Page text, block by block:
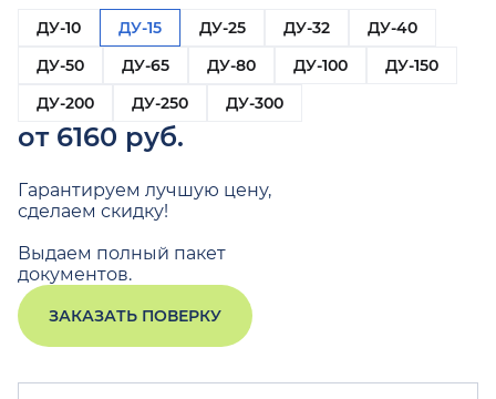
ДУ-10
ДУ-15 ДУ-25 ДУ-32
ДУ-40
ДУ-50
ДУ-65 ДУ-80 ДУ-100
ДУ-150
ДУ-200
ДУ-250 ДУ-300
от 6160 руб.
Гарантируем лучшую цену,
сделаем скидку!
Выдаем полный пакет
документов.
ЗАКАЗАТЬ ПОВЕРКУ